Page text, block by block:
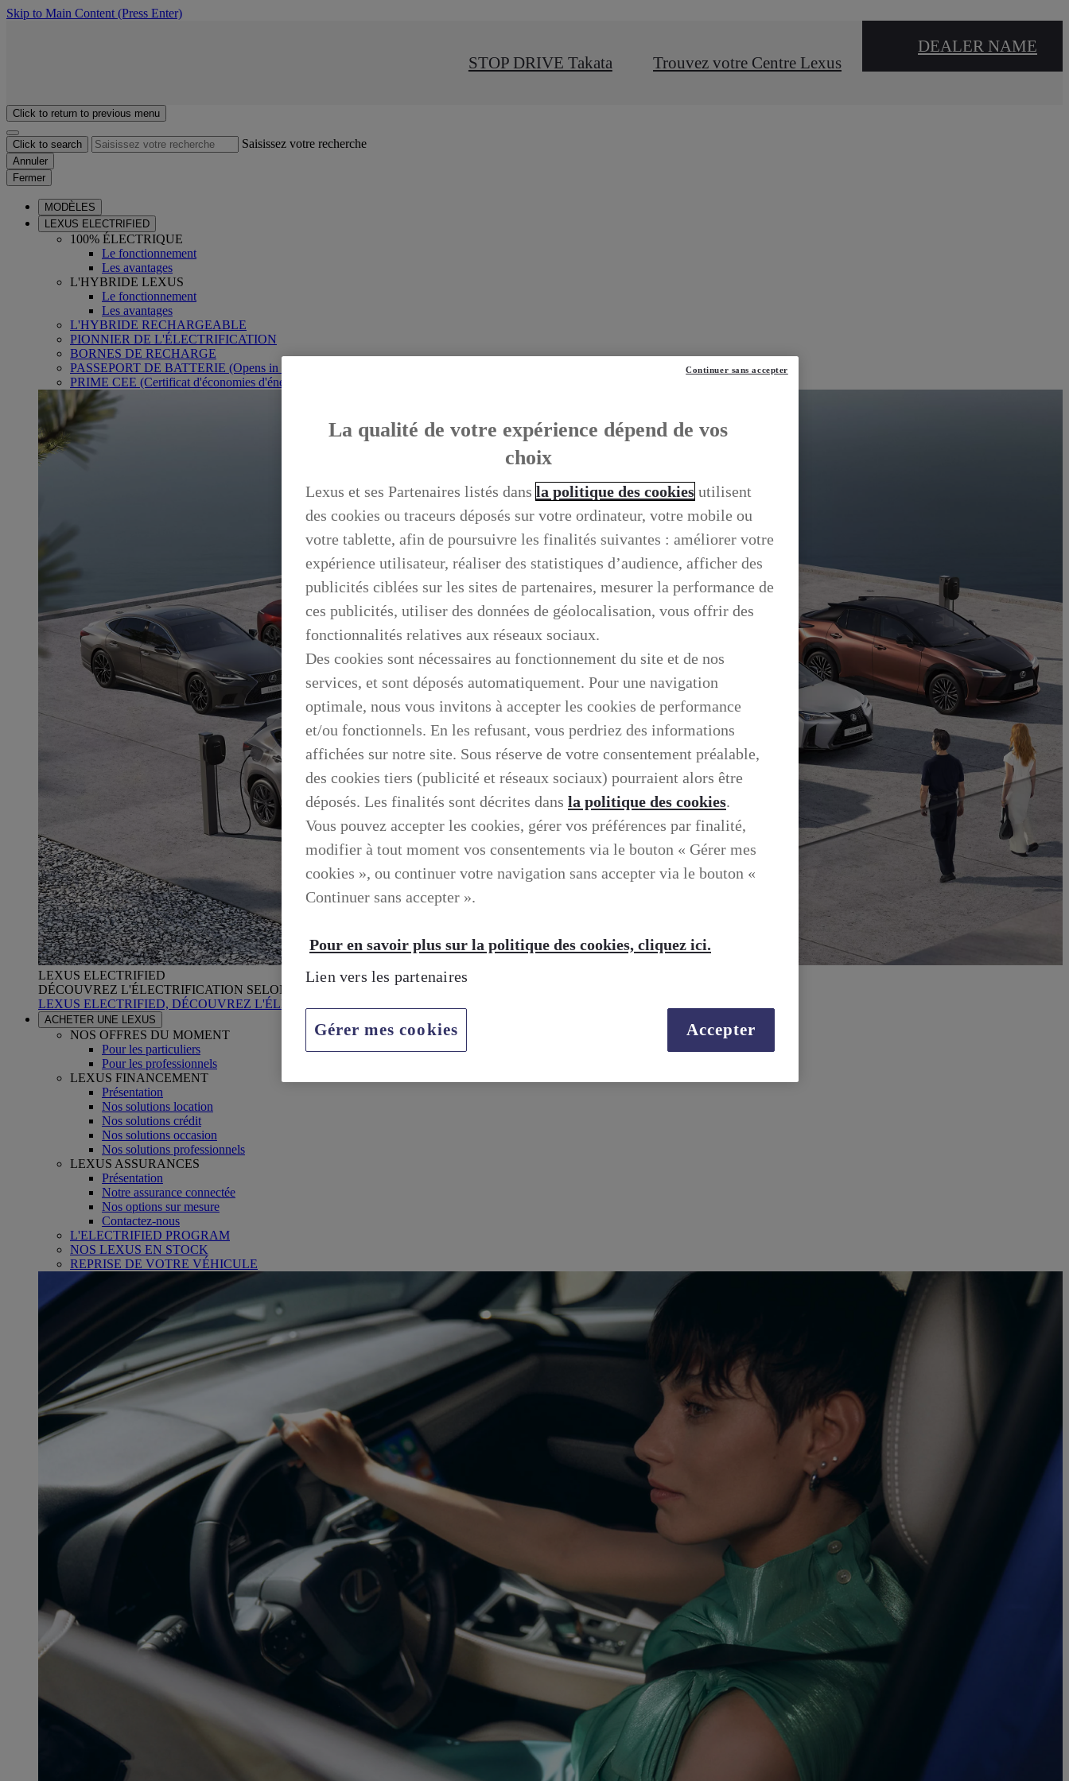
Skip to Main Content (Press Enter)
STOP DRIVE Takata Trouvez votre Centre Lexus
DEALER NAME
Click to return to previous menu
Click to search Saisissez votre recherche
Annuler
Fermer
MODÈLES
LEXUS ELECTRIFIED
100% ÉLECTRIQUE
Le fonctionnement
Les avantages
L'HYBRIDE LEXUS
Le fonctionnement
Les avantages
L'HYBRIDE RECHARGEABLE
PIONNIER DE L'ÉLECTRIFICATION
BORNES DE RECHARGE
PASSEPORT DE BATTERIE (Opens in new window)
PRIME CEE (Certificat d'économies d'énergie)
LEXUS ELECTRIFIED
DÉCOUVREZ L'ÉLECTRIFICATION SELON LEXUS
LEXUS ELECTRIFIED, DÉCOUVREZ L'ÉLECTRIFICATION SELON LEXUS
ACHETER UNE LEXUS
NOS OFFRES DU MOMENT
Pour les particuliers
Pour les professionnels
LEXUS FINANCEMENT
Présentation
Nos solutions location
Nos solutions crédit
Nos solutions occasion
Nos solutions professionnels
LEXUS ASSURANCES
Présentation
Notre assurance connectée
Nos options sur mesure
Contactez-nous
L'ELECTRIFIED PROGRAM
NOS LEXUS EN STOCK
REPRISE DE VOTRE VÉHICULE
La qualité de votre expérience dépend de vos
choix
Lexus et ses Partenaires listés dans la politique des cookies utilisent
des cookies ou traceurs déposés sur votre ordinateur, votre mobile ou
votre tablette, afin de poursuivre les finalités suivantes : améliorer votre
expérience utilisateur, réaliser des statistiques d’audience, afficher des
publicités ciblées sur les sites de partenaires, mesurer la performance de
ces publicités, utiliser des données de géolocalisation, vous offrir des
fonctionnalités relatives aux réseaux sociaux.
Des cookies sont nécessaires au fonctionnement du site et de nos
services, et sont déposés automatiquement. Pour une navigation
optimale, nous vous invitons à accepter les cookies de performance
et/ou fonctionnels. En les refusant, vous perdriez des informations
affichées sur notre site. Sous réserve de votre consentement préalable,
des cookies tiers (publicité et réseaux sociaux) pourraient alors être
déposés. Les finalités sont décrites dans la politique des cookies.
Vous pouvez accepter les cookies, gérer vos préférences par finalité,
modifier à tout moment vos consentements via le bouton « Gérer mes
cookies », ou continuer votre navigation sans accepter via le bouton «
Continuer sans accepter ».
Pour en savoir plus sur la politique des cookies, cliquez ici.
Lien vers les partenaires
Gérer mes cookies
Continuer sans accepter
Accepter